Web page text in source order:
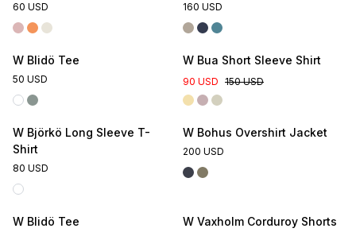
60 USD 160 USD
Online Exclusive
W Blidö Tee
50 USD
W Bua Short Sleeve Shirt
90 USD 150 USD
W Björkö Long Sleeve T-
Shirt
80 USD
W Bohus Overshirt Jacket
200 USD
W Blidö Tee W Vaxholm Corduroy Shorts